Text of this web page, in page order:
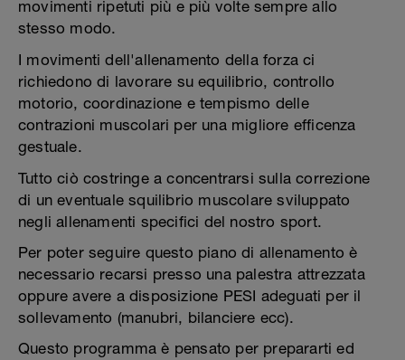
movimenti ripetuti più e più volte sempre allo
stesso modo.
I movimenti dell'allenamento della forza ci
richiedono di lavorare su equilibrio, controllo
motorio, coordinazione e tempismo delle
contrazioni muscolari per una migliore efficenza
gestuale.
Tutto ciò costringe a concentrarsi sulla correzione
di un eventuale squilibrio muscolare sviluppato
negli allenamenti specifici del nostro sport.
Per poter seguire questo piano di allenamento è
necessario recarsi presso una palestra attrezzata
oppure avere a disposizione PESI adeguati per il
sollevamento (manubri, bilanciere ecc).
Questo programma è pensato per prepararti ed